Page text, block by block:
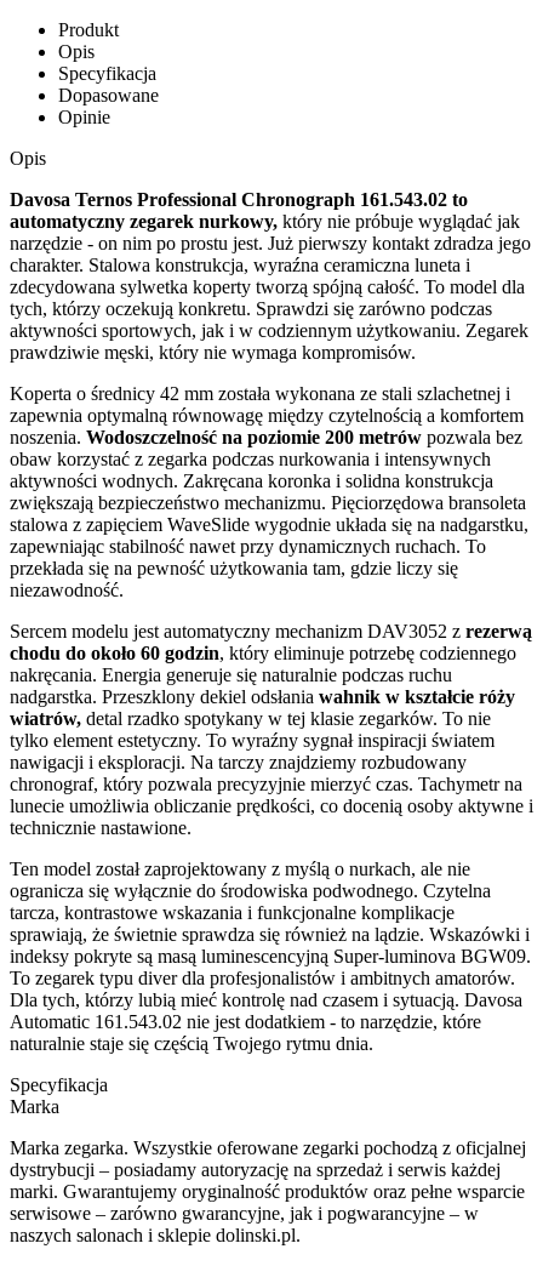
Produkt
Opis
Specyfikacja
Dopasowane
Opinie
Opis
Davosa Ternos Professional Chronograph 161.543.02 to
automatyczny zegarek nurkowy, który nie próbuje wyglądać jak
narzędzie - on nim po prostu jest. Już pierwszy kontakt zdradza jego
charakter. Stalowa konstrukcja, wyraźna ceramiczna luneta i
zdecydowana sylwetka koperty tworzą spójną całość. To model dla
tych, którzy oczekują konkretu. Sprawdzi się zarówno podczas
aktywności sportowych, jak i w codziennym użytkowaniu. Zegarek
prawdziwie męski, który nie wymaga kompromisów.
Koperta o średnicy 42 mm została wykonana ze stali szlachetnej i
zapewnia optymalną równowagę między czytelnością a komfortem
noszenia. Wodoszczelność na poziomie 200 metrów pozwala bez
obaw korzystać z zegarka podczas nurkowania i intensywnych
aktywności wodnych. Zakręcana koronka i solidna konstrukcja
zwiększają bezpieczeństwo mechanizmu. Pięciorzędowa bransoleta
stalowa z zapięciem WaveSlide wygodnie układa się na nadgarstku,
zapewniając stabilność nawet przy dynamicznych ruchach. To
przekłada się na pewność użytkowania tam, gdzie liczy się
niezawodność.
Sercem modelu jest automatyczny mechanizm DAV3052 z rezerwą
chodu do około 60 godzin, który eliminuje potrzebę codziennego
nakręcania. Energia generuje się naturalnie podczas ruchu
nadgarstka. Przeszklony dekiel odsłania wahnik w kształcie róży
wiatrów, detal rzadko spotykany w tej klasie zegarków. To nie
tylko element estetyczny. To wyraźny sygnał inspiracji światem
nawigacji i eksploracji. Na tarczy znajdziemy rozbudowany
chronograf, który pozwala precyzyjnie mierzyć czas. Tachymetr na
lunecie umożliwia obliczanie prędkości, co docenią osoby aktywne i
technicznie nastawione.
Ten model został zaprojektowany z myślą o nurkach, ale nie
ogranicza się wyłącznie do środowiska podwodnego. Czytelna
tarcza, kontrastowe wskazania i funkcjonalne komplikacje
sprawiają, że świetnie sprawdza się również na lądzie. Wskazówki i
indeksy pokryte są masą luminescencyjną Super-luminova BGW09.
To zegarek typu diver dla profesjonalistów i ambitnych amatorów.
Dla tych, którzy lubią mieć kontrolę nad czasem i sytuacją. Davosa
Automatic 161.543.02 nie jest dodatkiem - to narzędzie, które
naturalnie staje się częścią Twojego rytmu dnia.
Specyfikacja
Marka
Marka zegarka. Wszystkie oferowane zegarki pochodzą z oficjalnej
dystrybucji – posiadamy autoryzację na sprzedaż i serwis każdej
marki. Gwarantujemy oryginalność produktów oraz pełne wsparcie
serwisowe – zarówno gwarancyjne, jak i pogwarancyjne – w
naszych salonach i sklepie dolinski.pl.